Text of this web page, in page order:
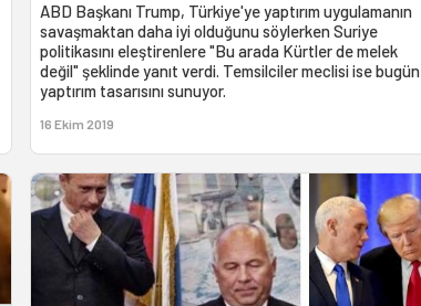
ABD Başkanı Trump, Türkiye'ye yaptırım uygulamanın
savaşmaktan daha iyi olduğunu söylerken Suriye
politikasını eleştirenlere "Bu arada Kürtler de melek
değil" şeklinde yanıt verdi. Temsilciler meclisi ise bugün
yaptırım tasarısını sunuyor.
16 Ekim 2019